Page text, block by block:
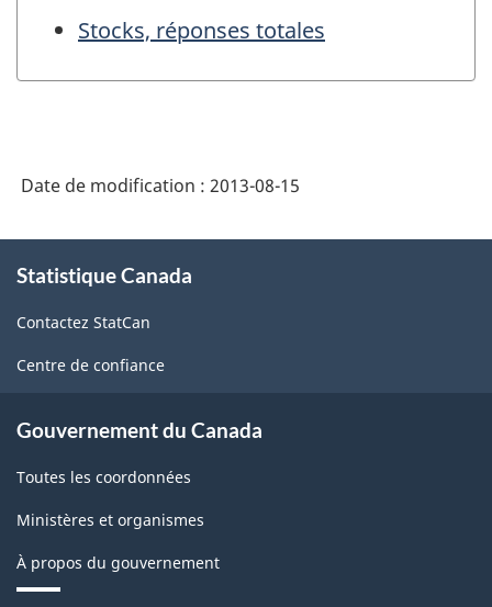
Stocks, réponses totales
Date de modification : 2013-08-15
propos
ce
site
Statistique Canada
Contactez StatCan
Centre de confiance
Gouvernement du Canada
Toutes les coordonnées
Ministères et organismes
À propos du gouvernement